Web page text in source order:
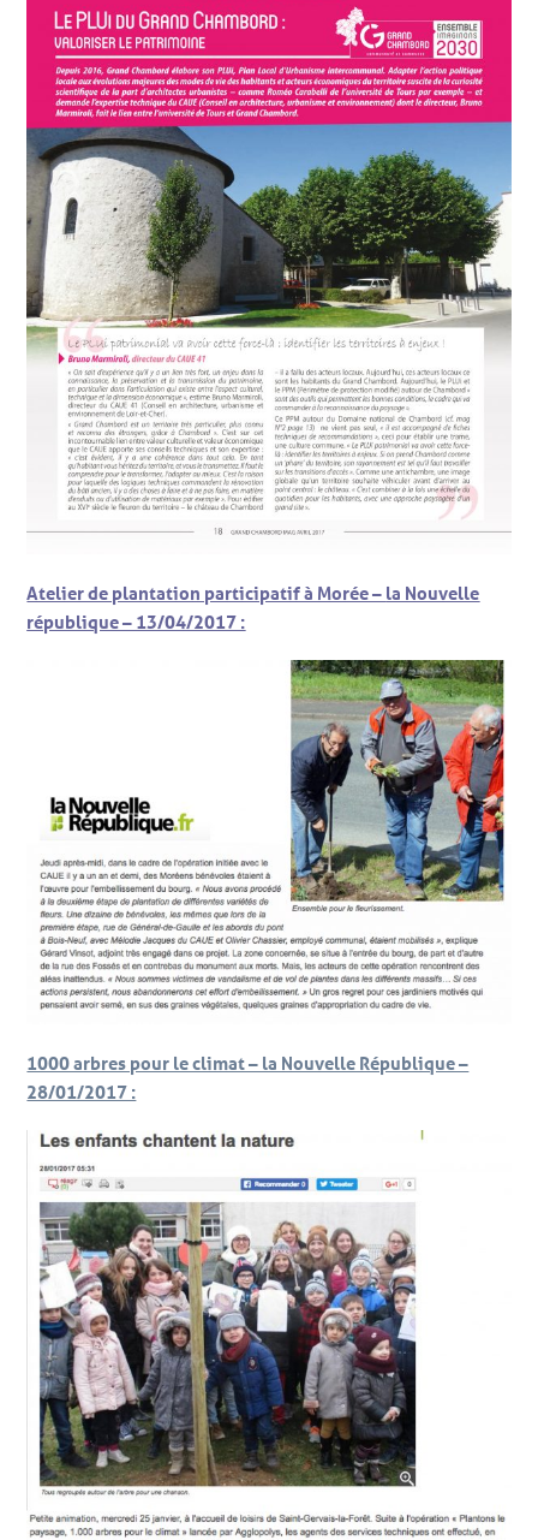
Atelier de plantation participatif à Morée – la Nouvelle
république – 13/04/2017 :
1000 arbres pour le climat – la Nouvelle République –
28/01/2017 :